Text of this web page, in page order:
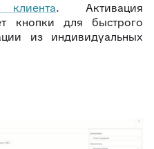
. Активация
кнопки для быстрого
из индивидуальных